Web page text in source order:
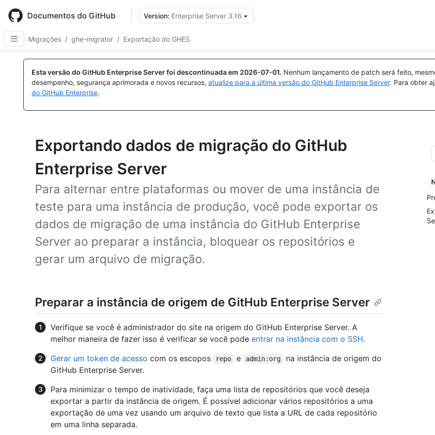
main
content
Documentos do GitHub Version: Enterprise Server 3.16
Migrações / ghe-migrator / Exportação do GHES
Esta versão do GitHub Enterprise Server foi descontinuada em 2026-07-01. Nenhum lançamento de patch será feito,
desempenho, segurança aprimorada e novos recursos, atualize para a última versão do GitHub Enterprise Server. Para obter
do GitHub Enterprise.
Exportando dados de migração do GitHub
Enterprise Server
Para alternar entre plataformas ou mover de uma instância de
teste para uma instância de produção, você pode exportar os
dados de migração de uma instância do GitHub Enterprise
Server ao preparar a instância, bloquear os repositórios e
gerar um arquivo de migração.
Preparar a instância de origem de GitHub Enterprise Server
Verifique se você é administrador do site na origem do GitHub Enterprise Server. A
melhor maneira de fazer isso é verificar se você pode entrar na instância com o SSH.
Gerar um token de acesso com os escopos repo e admin:org
na instância de origem do
GitHub Enterprise Server.
Para minimizar o tempo de inatividade, faça uma lista de repositórios que você deseja
exportar a partir da instância de origem. É possível adicionar vários repositórios a uma
exportação de uma vez usando um arquivo de texto que lista a URL de cada repositório
em uma linha separada.